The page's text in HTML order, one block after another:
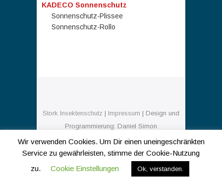
KADECO Sonnenschutz
Sonnenschutz-Plissee
Sonnenschutz-Rollo
Stork Insektenschutz | Impressum | Design und
Programmierung: Daniel Simon
© 2026WordPress
Wir verwenden Cookies. Um Dir einen uneingeschränkten
Service zu gewährleisten, stimme der Cookie-Nutzung
zu.
Cookie Einstellungen Ok, verstanden.